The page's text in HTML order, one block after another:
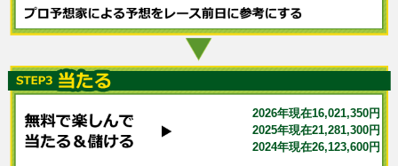
2026年現在16,021,350円
2025年現在21,281,300円
2024年現在26,123,600円